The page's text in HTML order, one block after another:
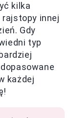
kilka
rajstopy innej
Gdy
typ
każdej